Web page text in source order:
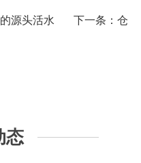
源头活水 下一条： 仓
态